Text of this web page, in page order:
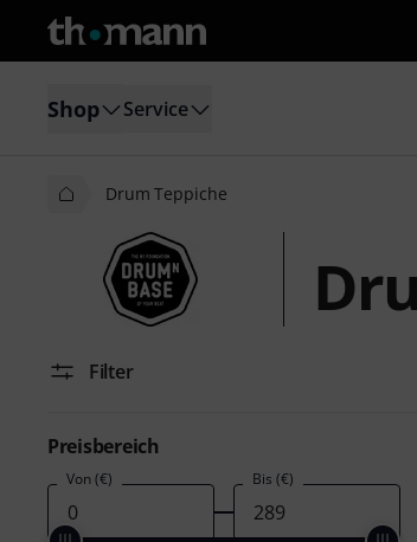
Shop Service
Drum Teppiche
Filter
Preisbereich
Von (€) Bis (€)